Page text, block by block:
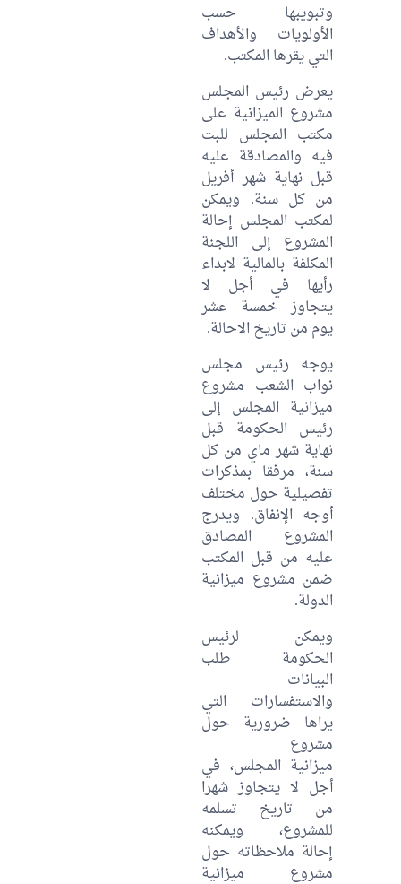
وتبويبها حسب
الأولويات والأهداف
التي يقرها المكتب.
يعرض رئيس المجلس
مشروع الميزانية على
مكتب المجلس للبت
فيه والمصادقة عليه
قبل نهاية شهر أفريل
من كل سنة. ويمكن
لمكتب المجلس إحالة
المشروع إلى اللجنة
المكلفة بالمالية لابداء
رأيها في أجل لا
يتجاوز خمسة عشر
يوم من تاريخ الاحالة.
يوجه رئيس مجلس
نواب الشعب مشروع
ميزانية المجلس إلى
رئيس الحكومة قبل
نهاية شهر ماي من كل
سنة، مرفقا بمذكرات
تفصيلية حول مختلف
أوجه الإنفاق. ويدرج
المشروع المصادق
عليه من قبل المكتب
ضمن مشروع ميزانية
الدولة.
ويمكن لرئيس
الحكومة طلب
البيانات
والاستفسارات التي
يراها ضرورية حول
مشروع
ميزانية المجلس، في
أجل لا يتجاوز شهرا
من تاريخ تسلمه
للمشروع، ويمكنه
إحالة ملاحظاته حول
مشروع ميزانية